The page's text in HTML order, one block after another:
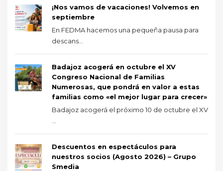
¡Nos vamos de vacaciones! Volvemos en
septiembre
En FEDMA hacemos una pequeña pausa para
descans...
Badajoz acogerá en octubre el XV
Congreso Nacional de Familias
Numerosas, que pondrá en valor a estas
familias como «el mejor lugar para crecer»
Badajoz acogerá el próximo 10 de octubre el XV
Descuentos en espectáculos para
nuestros socios (Agosto 2026) – Grupo
Smedia